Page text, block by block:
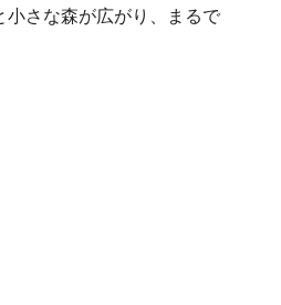
さな森が広がり、まるで